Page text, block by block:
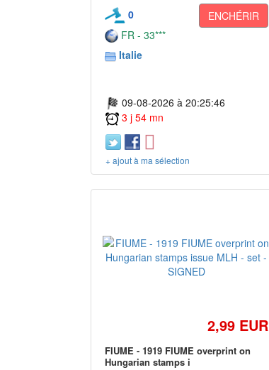
0
ENCHÉRIR
FR - 33***
Italie
09-08-2026 à 20:25:46
3 j 54 mn
+ ajout à ma sélection
2,99 EUR
FIUME - 1919 FIUME overprint on
Hungarian stamps i